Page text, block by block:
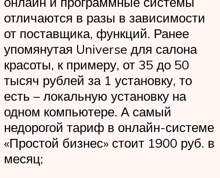
отличаются в разы в зависимости
от поставщика, функций. Ранее
упомянутая Universe для салона
красоты, к примеру, от 35 до 50
тысяч рублей за 1 установку, то
есть – локальную установку на
одном компьютере. А самый
недорогой тариф в онлайн-системе
«Простой бизнес» стоит 1900 руб. в
месяц;